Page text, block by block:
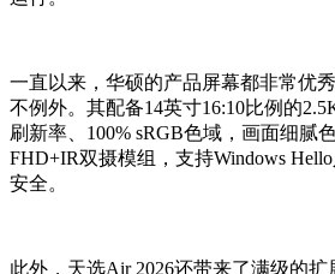
一直以来，华硕的产品屏幕都非常优
不例外。其配备14英寸16:10比例的
刷新率、100% sRGB色域，画面细腻
FHD+IR双摄模组，支持Windows
安全。
此外，天选Air 2026还带来了满级的